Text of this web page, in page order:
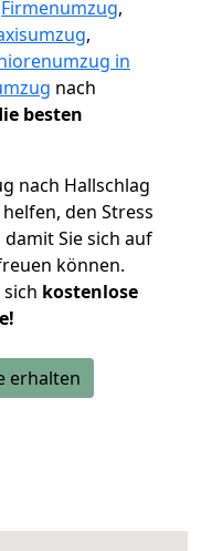
Firmenumzug,
,
in
nach
besten
nach Hallschlag
den Stress
Sie sich auf
können.
kostenlose
erhalten